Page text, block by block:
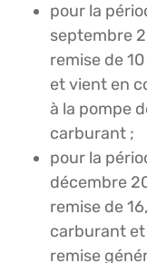
pour la
septembre
remise de
et vient en
à la pompe
carburant ;
pour la
décembre
remise de
carburant
remise